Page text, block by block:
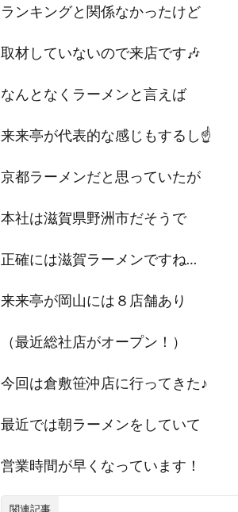
ランキングと関係なかったけど
取材していないので来店です🎶
なんとなくラーメンと言えば
来来亭が代表的な感じもするし☝
京都ラーメンだと思っていたが
本社は滋賀県野洲市だそうで
正確には滋賀ラーメンですね…
来来亭が岡山には８店舗あり
（最近総社店がオープン！）
今回は倉敷笹沖店に行ってきた♪
最近では朝ラーメンをしていて
営業時間が早くなっています！
関連記事